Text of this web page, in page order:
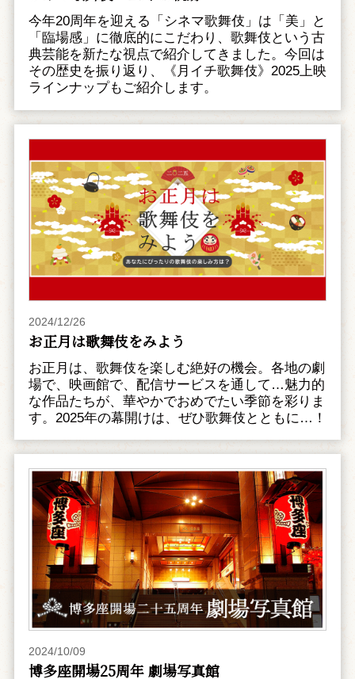
今年20周年を迎える「シネマ歌舞伎」は「美」と
「臨場感」に徹底的にこだわり、歌舞伎という古
典芸能を新たな視点で紹介してきました。今回は
その歴史を振り返り、《月イチ歌舞伎》2025上映
ラインナップもご紹介します。
2024/12/26
お正月は歌舞伎をみよう
お正月は、歌舞伎を楽しむ絶好の機会。各地の劇
場で、映画館で、配信サービスを通して…魅力的
な作品たちが、華やかでおめでたい季節を彩りま
す。2025年の幕開けは、ぜひ歌舞伎とともに…！
2024/10/09
博多座開場25周年 劇場写真館